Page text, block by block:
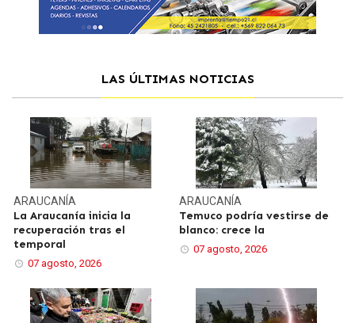
LAS ÚLTIMAS NOTICIAS
ARAUCANÍA
La Araucanía inicia la
recuperación tras el
temporal
07 agosto, 2026
ARAUCANÍA
Temuco podría vestirse de
blanco: crece la
07 agosto, 2026